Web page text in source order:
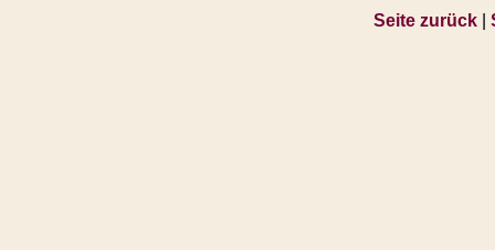
Seite zurück|